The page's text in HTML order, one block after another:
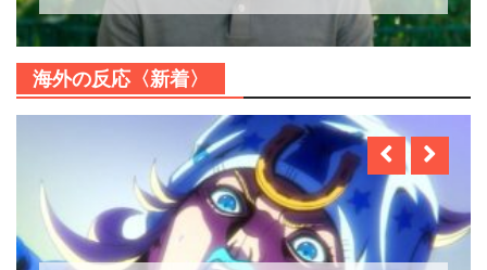
海外の反応〈新着〉